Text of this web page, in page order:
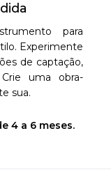
para
Experimente
de captação,
uma obra-
sua.
4 a 6 meses.